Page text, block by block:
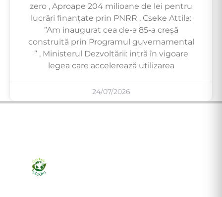
zero , Aproape 204 milioane de lei pentru
lucrări finanțate prin PNRR , Cseke Attila:
”Am inaugurat cea de-a 85-a creșă
construită prin Programul guvernamental
” , Ministerul Dezvoltării: intră în vigoare
legea care accelerează utilizarea
24/07/2026